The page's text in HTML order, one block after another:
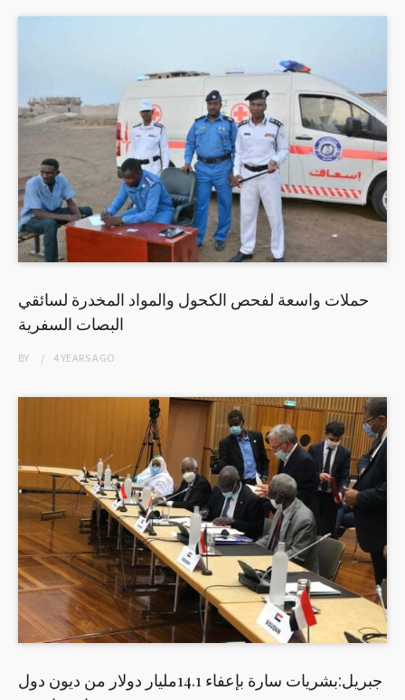
حملات واسعة لفحص الكحول والمواد المخدرة لسائقي
البصات السفرية
BY 4 YEARSAGO
جبريل:بشريات سارة بإعفاء 14.1مليار دولار من ديون دول